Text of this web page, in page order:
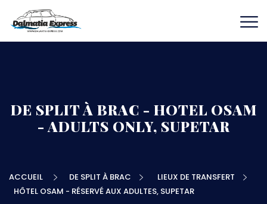
DE SPLIT À BRAC - HOTEL OSAM
- ADULTS ONLY, SUPETAR
ACCUEIL DE SPLIT À BRAC
LIEUX DE TRANSFERT
HÔTEL OSAM - RÉSERVÉ AUX ADULTES, SUPETAR